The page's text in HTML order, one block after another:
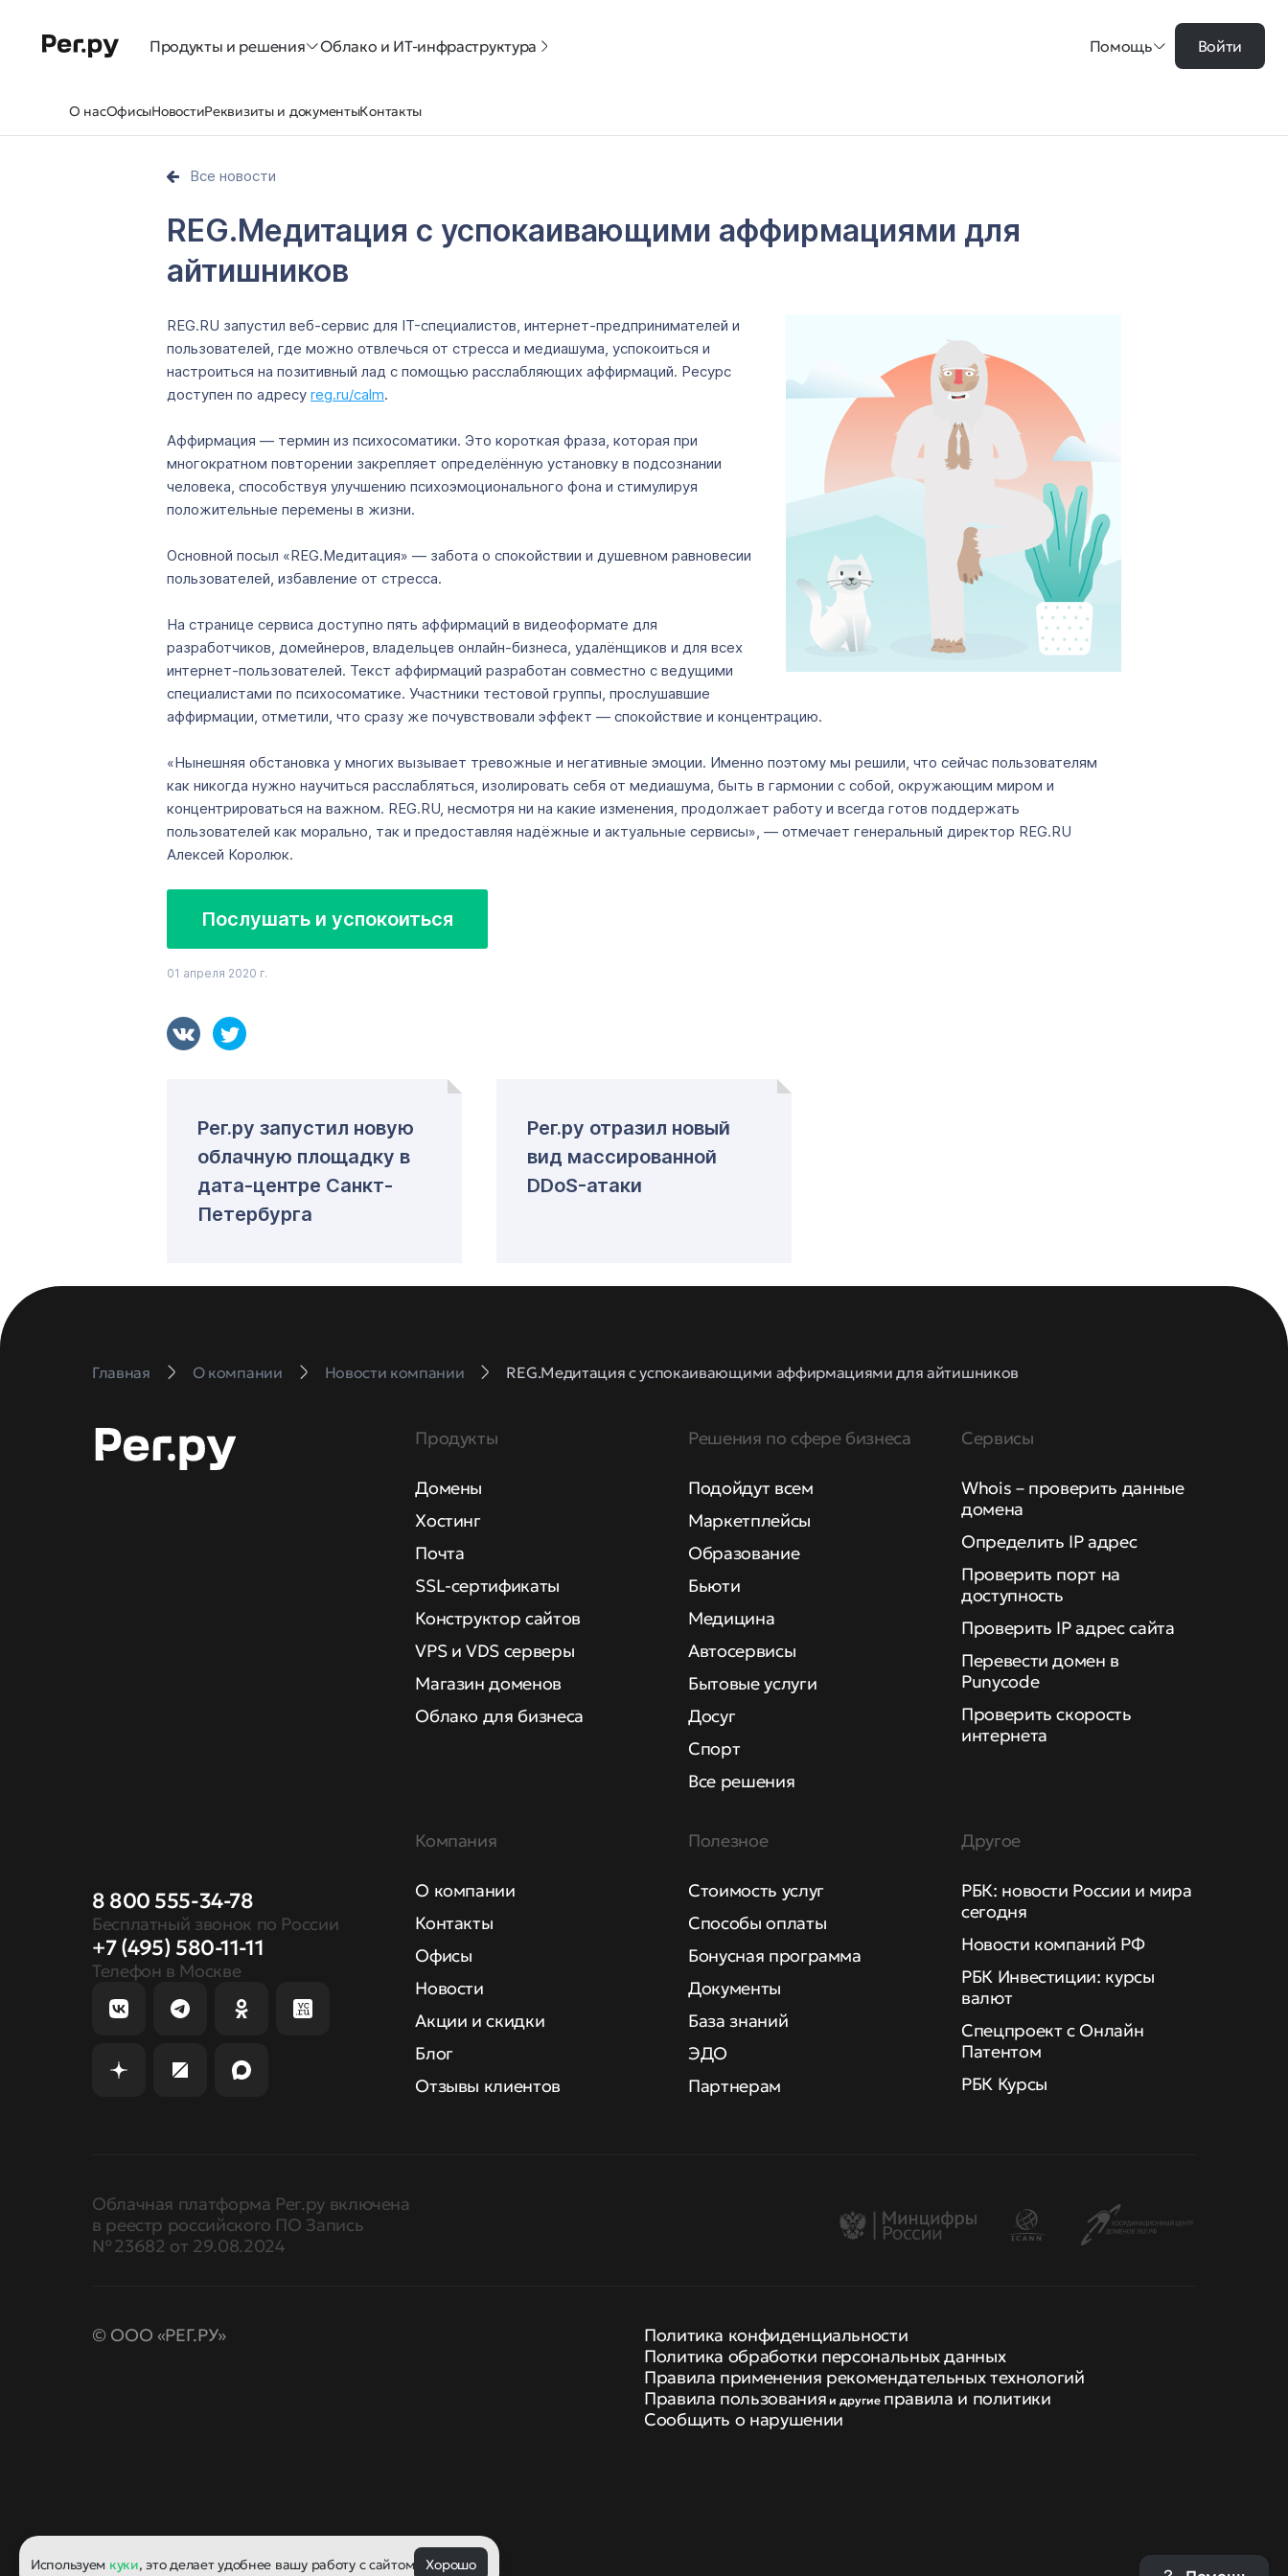
Продукты и решения Облако и ИТ-инфраструктура Помощь Войти
О насОфисыНовостиРеквизиты и документыКонтакты
Все новости
REG.Медитация с успокаивающими аффирмациями для
айтишников
REG.RU запустил веб-сервис для IT-специалистов, интернет-предпринимателей и
пользователей, где можно отвлечься от стресса и медиашума, успокоиться и
настроиться на позитивный лад с помощью расслабляющих аффирмаций. Ресурс
доступен по адресу reg.ru/calm.
Аффирмация — термин из психосоматики. Это короткая фраза, которая при
многократном повторении закрепляет определённую установку в подсознании
человека, способствуя улучшению психоэмоционального фона и стимулируя
положительные перемены в жизни.
Основной посыл «REG.Медитация» — забота о спокойствии и душевном равновесии
пользователей, избавление от стресса.
На странице сервиса доступно пять аффирмаций в видеоформате для
разработчиков, домейнеров, владельцев онлайн-бизнеса, удалёнщиков и для всех
интернет-пользователей. Текст аффирмаций разработан совместно с ведущими
специалистами по психосоматике. Участники тестовой группы, прослушавшие
аффирмации, отметили, что сразу же почувствовали эффект — спокойствие и концентрацию.
«Нынешняя обстановка у многих вызывает тревожные и негативные эмоции. Именно поэтому мы решили, что сейчас пользователям
как никогда нужно научиться расслабляться, изолировать себя от медиашума, быть в гармонии с собой, окружающим миром и
концентрироваться на важном. REG.RU, несмотря ни на какие изменения, продолжает работу и всегда готов поддержать
пользователей как морально, так и предоставляя надёжные и актуальные сервисы», — отмечает генеральный директор REG.RU
Алексей Королюк.
Послушать и успокоиться
01 апреля 2020 г.
Рег.ру запустил новую
облачную площадку в
дата-центре Санкт-
Петербурга
Рег.ру отразил новый
вид массированной
DDoS-атаки
Главная О компании Новости компании REG.Медитация с успокаивающими аффирмациями для айтишников
8 800 555-34-78
Бесплатный звонок по России
+7 (495) 580-11-11
Телефон в Москве
Продукты
Домены
Хостинг
Почта
SSL-сертификаты
Конструктор сайтов
VPS и VDS серверы
Магазин доменов
Облако для бизнеса
Решения по сфере бизнеса
Подойдут всем
Маркетплейсы
Образование
Бьюти
Медицина
Автосервисы
Бытовые услуги
Досуг
Спорт
Все решения
Сервисы
Whois – проверить данные
домена
Определить IP адрес
Проверить порт на
доступность
Проверить IP адрес сайта
Перевести домен в
Punycode
Проверить скорость
интернета
Компания
О компании
Контакты
Офисы
Новости
Акции и скидки
Блог
Отзывы клиентов
Полезное
Стоимость услуг
Способы оплаты
Бонусная программа
Документы
База знаний
ЭДО
Партнерам
Другое
РБК: новости России и мира
сегодня
Новости компаний РФ
РБК Инвестиции: курсы
валют
Спецпроект с Онлайн
Патентом
РБК Курсы
Облачная платформа Рег.ру включена
в реестр российского ПО Запись
№ 23682 от 29.08.2024
© ООО «РЕГ.РУ»
Политика конфиденциальности
Политика обработки персональных данных
Правила применения рекомендательных технологий
Правила пользования и другие правила и политики
Сообщить о нарушении
Используем куки, это делает удобнее вашу работу с сайтом Хорошо